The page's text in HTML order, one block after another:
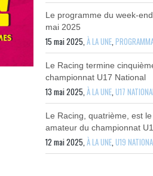
Le programme du week-
mai 2025
15 mai 2025,À LA UNE,
Le Racing termine
championnat U17 National
13 mai 2025,À LA UNE,U17
Le Racing, quatrième, est
amateur du championnat
12 mai 2025,À LA UNE,U19